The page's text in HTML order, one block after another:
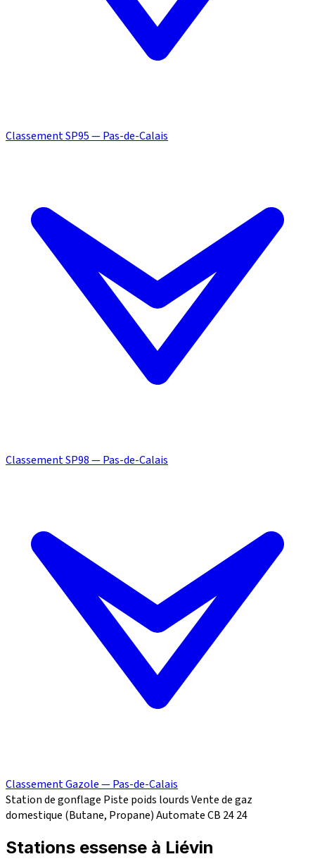
Classement SP95 — Pas-de-Calais
Classement SP98 — Pas-de-Calais
Classement Gazole — Pas-de-Calais
Station de gonflage Piste poids lourdsVente de gaz
domestique (Butane, Propane)Automate CB 2424
Stations essense à Liévin